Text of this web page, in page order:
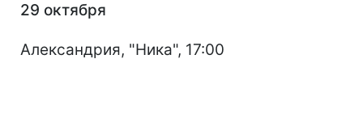
29 октября
Александрия, "Ника", 17:00